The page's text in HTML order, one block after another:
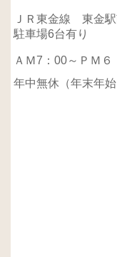
ＪＲ東金線 東金
駐車場6台有り
ＡＭ7：00～ＰＭ６
年中無休（年末年始